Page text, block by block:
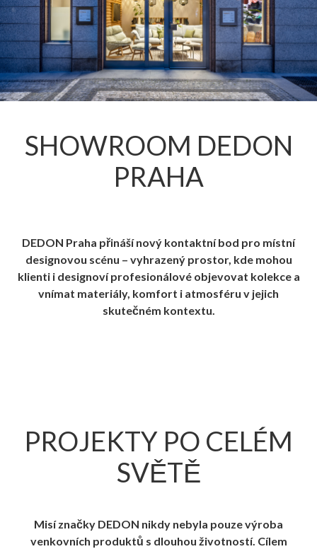
SHOWROOM DEDON
PRAHA
DEDON Praha přináší nový kontaktní bod pro místní
designovou scénu – vyhrazený prostor, kde mohou
klienti i designoví profesionálové objevovat kolekce a
vnímat materiály, komfort i atmosféru v jejich
skutečném kontextu.
PROJEKTY PO CELÉM
SVĚTĚ
Misí značky DEDON nikdy nebyla pouze výroba
venkovních produktů s dlouhou životností. Cílem